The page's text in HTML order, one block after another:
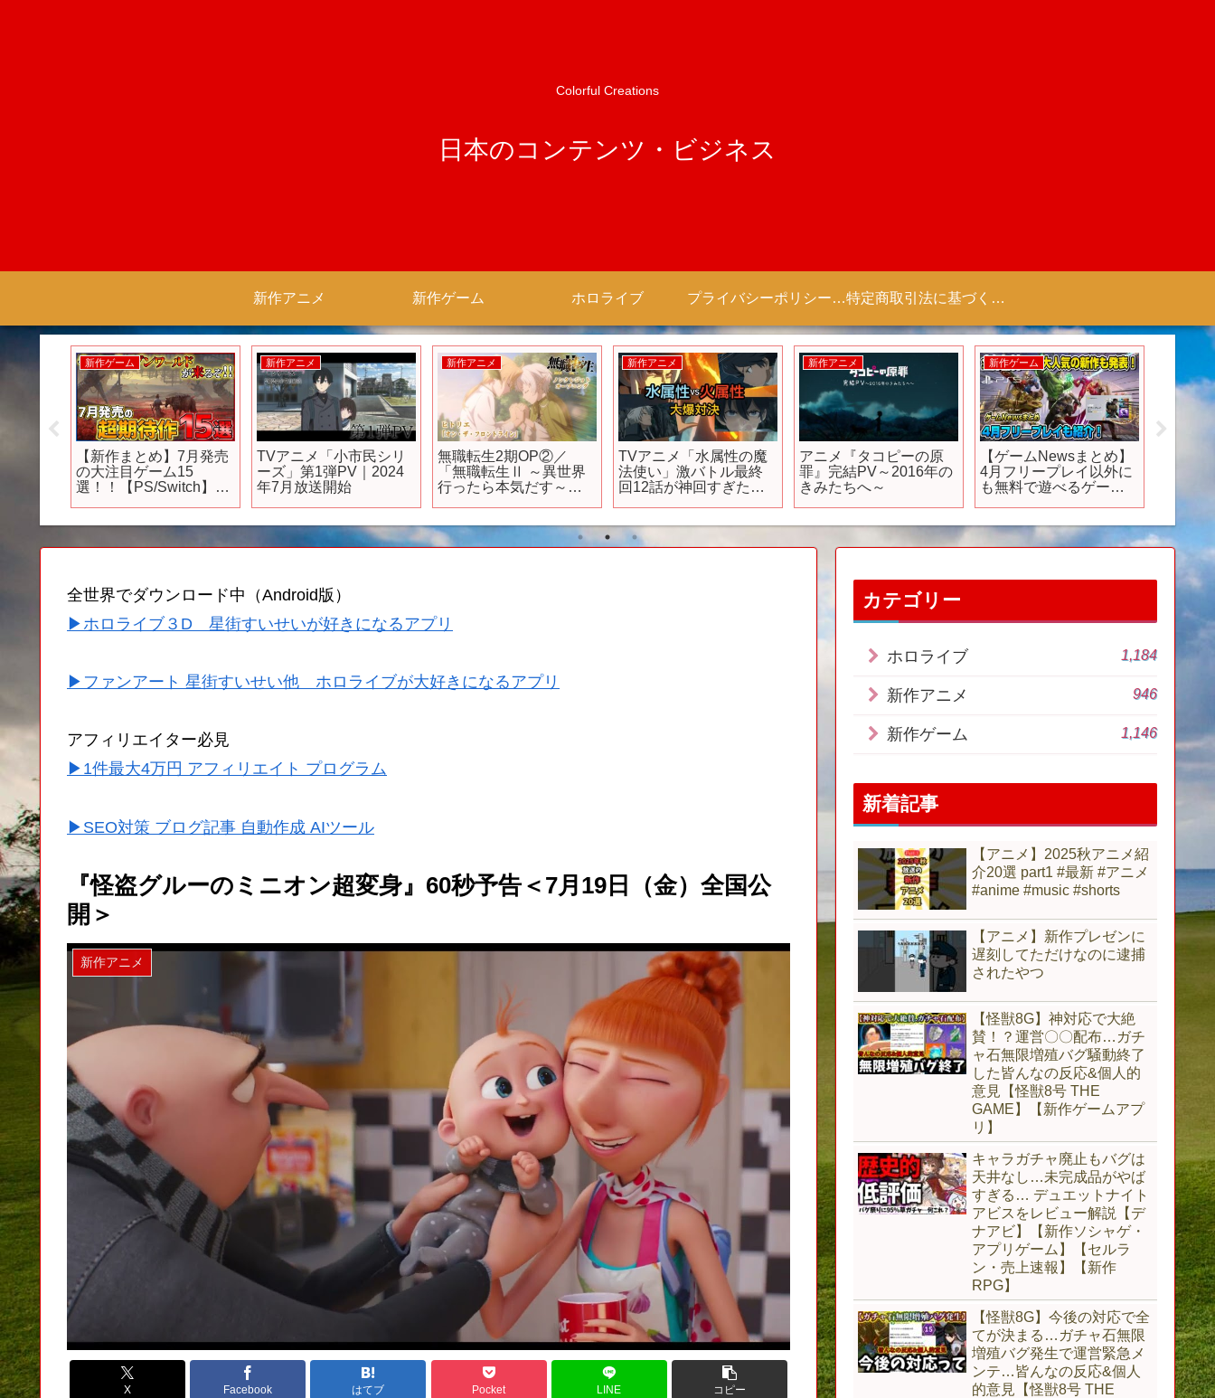
Colorful Creations
日本のコンテンツ・ビジネス
新作アニメ 新作ゲーム ホロライブ プライバシーポリシー 【Colorful Creation】 特定商取引法に基づく表記（商取引に関する開示）
新作ゲーム
【新作まとめ】7月発売
の大注目ゲーム15
選！！【PS/Switch】
新作アニメ
TVアニメ「小市民シリ
ーズ」第1弾PV｜2024
年7月放送開始
新作アニメ
無職転生2期OP②／
「無職転生Ⅱ ～異世界
行ったら本気だす～」
ン・ザ・フロントライ
ン」ヒトリエ
新作アニメ
TVアニメ「水属性の魔
法使い」激バトル最終
回12話が神回すぎた
新作アニメ
アニメ『タコピーの原
罪』完結PV～2016年の
きみたちへ～
新作ゲーム
【ゲームNewsまとめ】
4月フリープレイ以外に
も無料で遊べるゲーム
も！ ニンテンドースイ
ッチ XBOX
全世界でダウンロード中（Android版）
▶ホロライブ３D 星街すいせいが好きになるアプリ
▶ファンアート 星街すいせい他 ホロライブが大好きになるアプリ
アフィリエイター必見
▶1件最大4万円 アフィリエイト プログラム
▶SEO対策 ブログ記事 自動作成 AIツール
『怪盗グルーのミニオン超変身』60秒予告＜7月19日（金）全国公
開＞
新作アニメ
X Facebook はてブ Pocket LINE コピー
カテゴリー
ホロライブ 1,184
新作アニメ 946
新作ゲーム 1,146
新着記事
【アニメ】2025秋アニメ紹
介20選 part1 #最新 #アニメ
#anime #music #shorts
【アニメ】新作プレゼンに
遅刻してただけなのに逮捕
されたやつ
【怪獣8G】神対応で大絶
賛！？運営〇〇配布…ガチ
ャ石無限増殖バグ騒動終了
した皆んなの反応&個人的
意見【怪獣8号 THE
GAME】【新作ゲームアプ
リ】
キャラガチャ廃止もバグは
天井なし…未完成品がやば
すぎる… デュエットナイト
アビスをレビュー解説【デ
ナアビ】【新作ソシャゲ・
アプリゲーム】【セルラ
ン・売上速報】【新作
RPG】
【怪獣8G】今後の対応で全
てが決まる…ガチャ石無限
増殖バグ発生で運営緊急メ
ンテ…皆んなの反応&個人
的意見【怪獣8号 THE